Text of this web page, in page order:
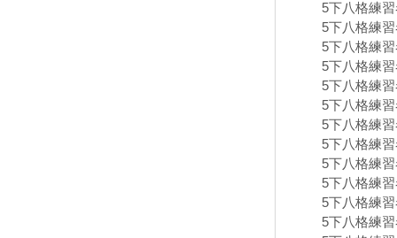
5下八格練
5下八格練
5下八格練
5下八格練
5下八格練
5下八格練
5下八格練
5下八格練
5下八格練
5下八格練
5下八格練
5下八格練